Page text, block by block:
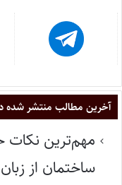
آخرین مطالب منتشر شده
مهم‌ترین نکات
ساختمان از